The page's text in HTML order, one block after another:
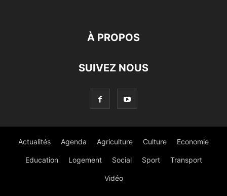
À PROPOS
SUIVEZ NOUS
Actualités Agenda Agriculture Culture Economie
Education Logement Social Sport Transport
Vidéo